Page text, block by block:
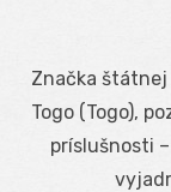
Značka
Togo (Togo),
príslušnosti